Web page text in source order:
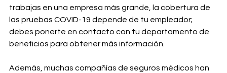
trabajas en una empresa más grande, la cobertura de
las pruebas COVID-19 depende de tu empleador;
debes ponerte en contacto con tu departamento de
beneficios para obtener más información.
Además, muchas compañías de seguros médicos han